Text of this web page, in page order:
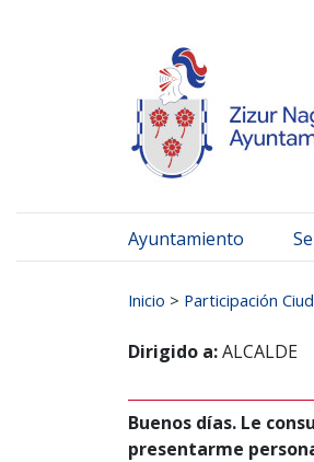
Ayuntamiento
Inicio > Participación
Dirigido a:ALCALDE
Buenos días. Le
presentarme